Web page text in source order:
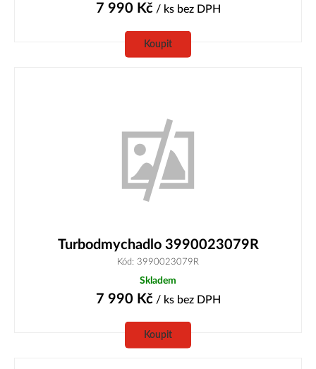
7 990 Kč/ ks bez DPH
Koupit
Turbodmychadlo 3990023079R
Kód: 3990023079R
Skladem
7 990 Kč/ ks bez DPH
Koupit